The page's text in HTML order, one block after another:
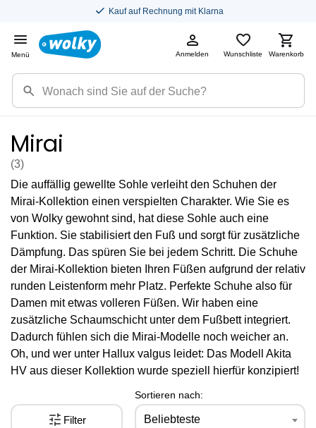
Kauf auf Rechnung mit Klarna
Menü Anmelden Wunschliste Warenkorb
Mirai
(3)
Die auffällig gewellte Sohle verleiht den Schuhen der
Mirai-Kollektion einen verspielten Charakter. Wie Sie es
von Wolky gewohnt sind, hat diese Sohle auch eine
Funktion. Sie stabilisiert den Fuß und sorgt für zusätzliche
Dämpfung. Das spüren Sie bei jedem Schritt. Die Schuhe
der Mirai-Kollektion bieten Ihren Füßen aufgrund der relativ
runden Leistenform mehr Platz. Perfekte Schuhe also für
Damen mit etwas volleren Füßen. Wir haben eine
zusätzliche Schaumschicht unter dem Fußbett integriert.
Dadurch fühlen sich die Mirai-Modelle noch weicher an.
Oh, und wer unter Hallux valgus leidet: Das Modell Akita
HV aus dieser Kollektion wurde speziell hierfür konzipiert!
Sortieren nach:
Beliebteste
Filter